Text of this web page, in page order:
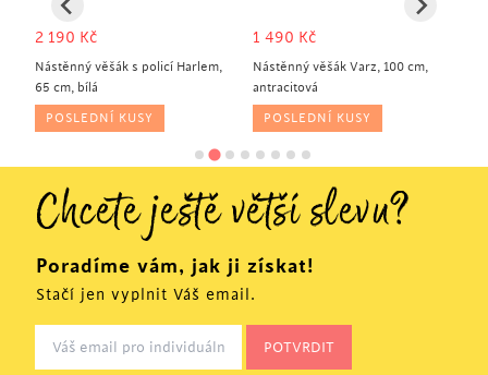
2 190 Kč
Nástěnný věšák s policí Harlem,
65 cm, bílá
POSLEDNÍ KUSY
1 490 Kč
Nástěnný věšák Varz, 100 cm,
antracitová
POSLEDNÍ KUSY
Chcete ještě větší slevu?
Poradíme vám, jak ji získat!
Stačí jen vyplnit Váš email.